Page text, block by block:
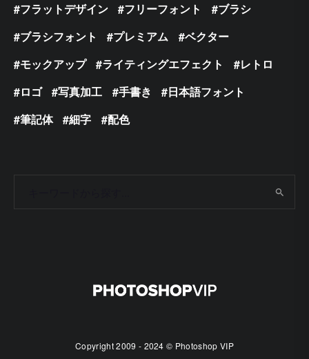
フラットデザイン
フリーフォント
ブラシ
ブラシフォント
プレミアム
ベクター
モックアップ
ライティングエフェクト
レトロ
ロゴ
写真加工 手書き
日本語フォント
筆記体
細字 配色
Copyright 2009 - 2024 © Photoshop VIP